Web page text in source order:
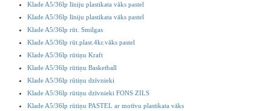
Klade A5/36lp līniju plastikata vāks pastel
Klade A5/36lp līniju plastikata vāks pastel
Klade A5/36lp rūt. Smilgas
Klade A5/36lp rūt.plast.4kr.vāks pastel
Klade A5/36lp rūtiņu Kraft
Klade A5/36lp rūtiņu Basketball
Klade A5/36lp rūtiņu dzīvnieki
Klade A5/36lp rūtiņu dzīvnieki FONS ZILS
Klade A5/36lp rūtiņu PASTEL ar motīvu plastikata vāks